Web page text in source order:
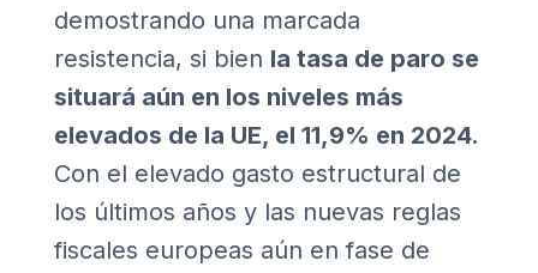
demostrando una marcada
resistencia, si bien la tasa de paro se
situará aún en los niveles más
elevados de la UE, el 11,9% en 2024.
Con el elevado gasto estructural de
los últimos años y las nuevas reglas
fiscales europeas aún en fase de